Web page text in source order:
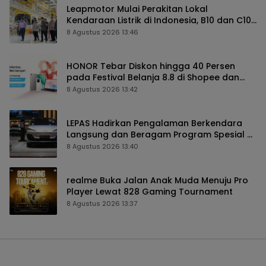
Leapmotor Mulai Perakitan Lokal
Kendaraan Listrik di Indonesia, B10 dan C10
Jadi Model Perdana
8 Agustus 2026 13:46
HONOR Tebar Diskon hingga 40 Persen
pada Festival Belanja 8.8 di Shopee dan
TikTok Shop
8 Agustus 2026 13:42
LEPAS Hadirkan Pengalaman Berkendara
Langsung dan Beragam Program Spesial di
GIIAS 2026
8 Agustus 2026 13:40
realme Buka Jalan Anak Muda Menuju Pro
Player Lewat 828 Gaming Tournament
8 Agustus 2026 13:37